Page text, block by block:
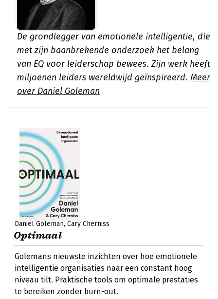
De grondlegger van emotionele intelligentie, die
met zijn baanbrekende onderzoek het belang
van EQ voor leiderschap bewees. Zijn werk heeft
miljoenen leiders wereldwijd geïnspireerd. Meer
over Daniel Goleman
Daniel Goleman Cary Cherniss
Optimaal
Golemans nieuwste inzichten over hoe emotionele
intelligentie organisaties naar een constant hoog
niveau tilt. Praktische tools om optimale prestaties
te bereiken zonder burn-out.